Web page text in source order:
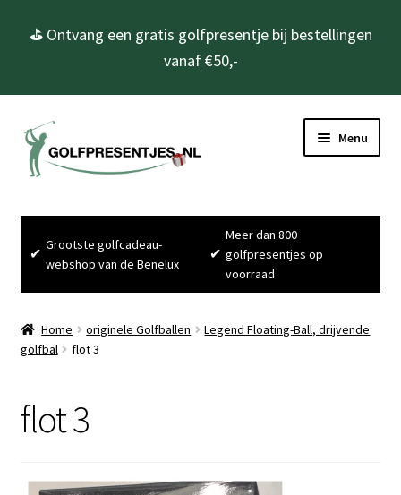
⛳ Ontvang een gratis golfpresentje bij bestellingen
vanaf €50,-
Ga
door
naar
Ga
naar
de
Menu
Golfcadeau’s
Golfbenodigdheden
Gadgets
✔
Grootste golfcadeau-
webshop van de Benelux
✔
Meer dan 800
golfpresentjes op
voorraad
Home originele Golfballen
Legend Floating-Ball, drijvende
golfbal
flot 3
flot 3